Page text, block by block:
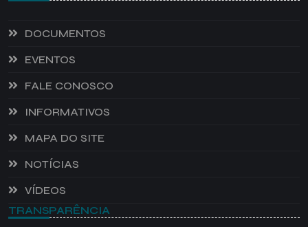
DOCUMENTOS
EVENTOS
FALE CONOSCO
INFORMATIVOS
MAPA DO SITE
NOTÍCIAS
VÍDEOS
TRANSPARÊNCIA